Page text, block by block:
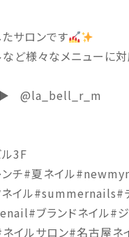
サロンです
など様々なメニューに
@la_bell_r_m
3F
ンチ#夏ネイル
イル#summernails#
ブランドネイル#
ルサロン#名古屋ネ